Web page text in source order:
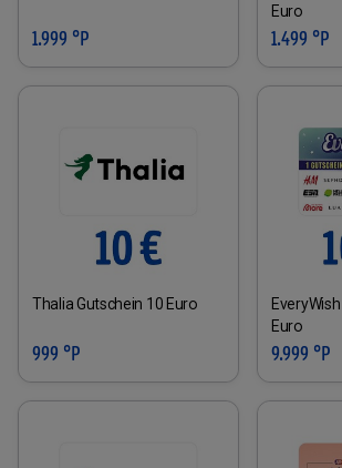
1.999 °P
Euro
1.499 °P
Thalia Gutschein 10 Euro
999 °P
Euro
9.999 °P